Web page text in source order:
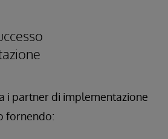
i partner di implementazione
fornendo: